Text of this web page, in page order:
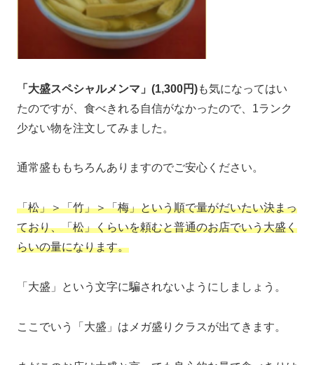
「大盛スペシャルメンマ」(1,300円)も気になってはい
たのですが、食べきれる自信がなかったので、1ランク
少ない物を注文してみました。
通常盛ももちろんありますのでご安心ください。
「松」＞「竹」＞「梅」という順で量がだいたい決まっ
ており、「松」くらいを頼むと普通のお店でいう大盛く
らいの量になります。
「大盛」という文字に騙されないようにしましょう。
ここでいう「大盛」はメガ盛りクラスが出てきます。